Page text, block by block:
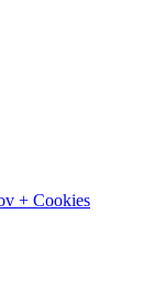
+ Cookies